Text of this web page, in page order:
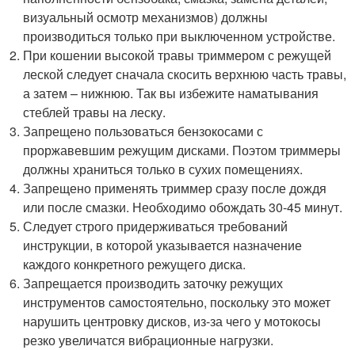
визуальный осмотр механизмов) должны
производиться только при выключенном устройстве.
При кошении высокой травы триммером с режущей
леской следует сначала скосить верхнюю часть травы,
а затем – нижнюю. Так вы избежите наматывания
стеблей травы на леску.
Запрещено пользоваться бензокосами с
проржавевшим режущим дисками. Поэтом триммеры
должны храниться только в сухих помещениях.
Запрещено применять триммер сразу после дождя
или после смазки. Необходимо обождать 30-45 минут.
Следует строго придерживаться требований
инструкции, в которой указывается назначение
каждого конкретного режущего диска.
Запрещается производить заточку режущих
инструментов самостоятельно, поскольку это может
нарушить центровку дисков, из-за чего у мотокосы
резко увеличатся вибрационные нагрузки.